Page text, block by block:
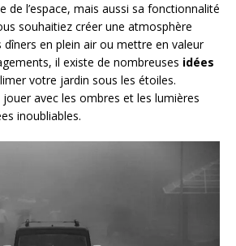
de l’espace, mais aussi sa fonctionnalité
souhaitiez créer une atmosphère
dîners en plein air ou mettre en valeur
il existe de nombreuses idées
votre jardin sous les étoiles.
avec les ombres et les lumières
inoubliables.